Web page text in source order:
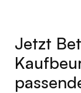
Jetzt